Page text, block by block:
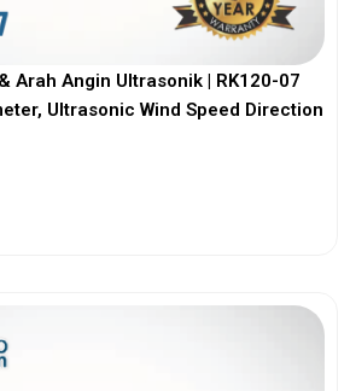
Arah Angin Ultrasonik | RK120-07
Ultrasonic Wind Speed Direction